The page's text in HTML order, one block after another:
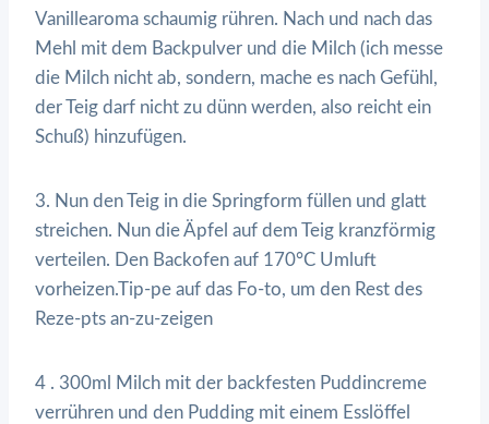
Vanillearoma schaumig rühren. Nach und nach das
Mehl mit dem Backpulver und die Milch (ich messe
die Milch nicht ab, sondern, mache es nach Gefühl,
der Teig darf nicht zu dünn werden, also reicht ein
Schuß) hinzufügen.
3. Nun den Teig in die Springform füllen und glatt
streichen. Nun die Äpfel auf dem Teig kranzförmig
verteilen. Den Backofen auf 170°C Umluft
vorheizen.Tip-pe auf das Fo-to, um den Rest des
Reze-pts an-zu-zeigen
4 . 300ml Milch mit der backfesten Puddincreme
verrühren und den Pudding mit einem Esslöffel